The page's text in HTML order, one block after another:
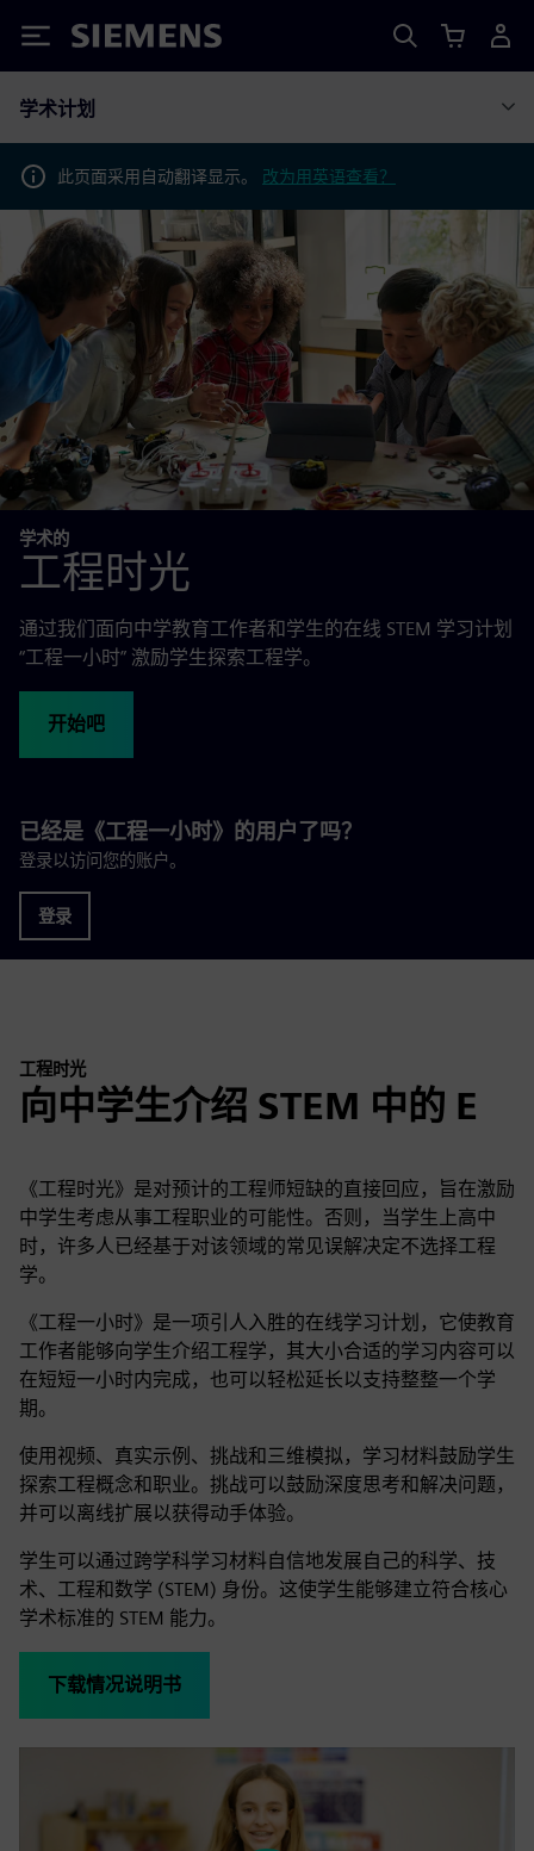
Siemens
学术计划
此页面采用自动翻译显示。 改为用英语查看？
学术的
工程时光
通过我们面向中学教育工作者和学生的在线 STEM 学习计划
“工程一小时” 激励学生探索工程学。
开始吧
已经是《工程一小时》的用户了吗？
登录以访问您的账户。
登录
工程时光
向中学生介绍 STEM 中的 E
《工程时光》是对预计的工程师短缺的直接回应，旨在激励
中学生考虑从事工程职业的可能性。否则，当学生上高中
时，许多人已经基于对该领域的常见误解决定不选择工程
学。
《工程一小时》是一项引人入胜的在线学习计划，它使教育
工作者能够向学生介绍工程学，其大小合适的学习内容可以
在短短一小时内完成，也可以轻松延长以支持整整一个学
期。
使用视频、真实示例、挑战和三维模拟，学习材料鼓励学生
探索工程概念和职业。挑战可以鼓励深度思考和解决问题，
并可以离线扩展以获得动手体验。
学生可以通过跨学科学习材料自信地发展自己的科学、技
术、工程和数学 (STEM) 身份。这使学生能够建立符合核心
学术标准的 STEM 能力。
下载情况说明书